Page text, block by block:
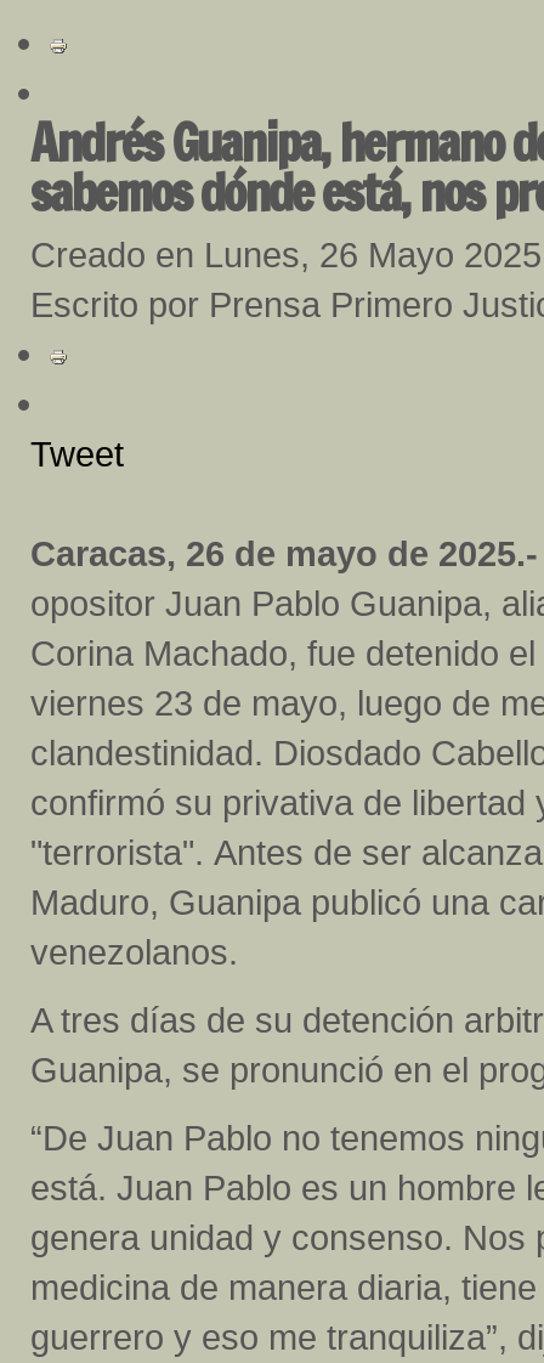
Andrés Guanipa, hermano
sabemos dónde está, nos
Creado en Lunes, 26 Mayo 2025
Escrito por Prensa Primero
Tweet
Caracas, 26 de mayo de 2025.-
opositor Juan Pablo Guanipa,
Corina Machado, fue detenido
viernes 23 de mayo, luego de
clandestinidad. Diosdado
confirmó su privativa de libertad
"terrorista". Antes de ser
Maduro, Guanipa publicó una
venezolanos.
A tres días de su detención
Guanipa, se pronunció en el
“De Juan Pablo no tenemos
está. Juan Pablo es un hombre
genera unidad y consenso.
medicina de manera diaria,
guerrero y eso me tranquiliza”,